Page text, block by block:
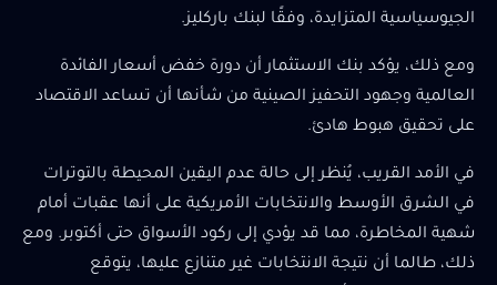
الجيوسياسية المتزايدة، وفقًا لبنك باركليز.
ومع ذلك، يؤكد بنك الاستثمار أن دورة خفض أسعار الفائدة
العالمية وجهود التحفيز الصينية من شأنها أن تساعد الاقتصاد
على تحقيق هبوط هادئ.
في الأمد القريب، يُنظر إلى حالة عدم اليقين المحيطة بالتوترات
في الشرق الأوسط والانتخابات الأمريكية على أنها عقبات أمام
شهية المخاطرة، مما قد يؤدي إلى ركود الأسواق حتى أكتوبر. ومع
ذلك، طالما أن نتيجة الانتخابات غير متنازع عليها، يتوقع